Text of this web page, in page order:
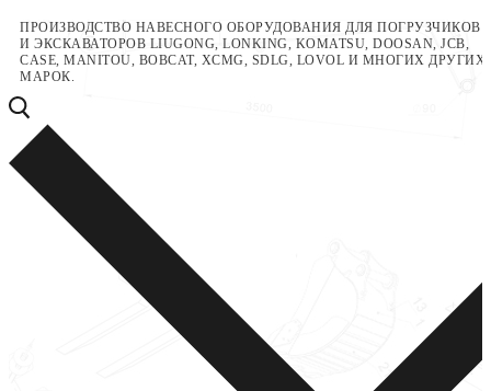
Перейти
содержимому
Меню
Закрыть
ПРОИЗВОДСТВО НАВЕСНОГО ОБОРУДОВАНИЯ ДЛЯ ПОГРУЗЧИКОВ
И ЭКСКАВАТОРОВ LIUGONG, LONKING, KOMATSU, DOOSAN, JCB,
CASE, MANITOU, BOBCAT, XCMG, SDLG, LOVOL И МНОГИХ ДРУГИХ
МАРОК.